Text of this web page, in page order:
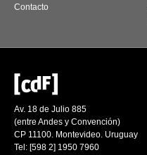
Contacto
Av. 18 de Julio 885
(entre Andes y Convención)
CP 11100. Montevideo. Uruguay
Tel: [598 2] 1950 7960